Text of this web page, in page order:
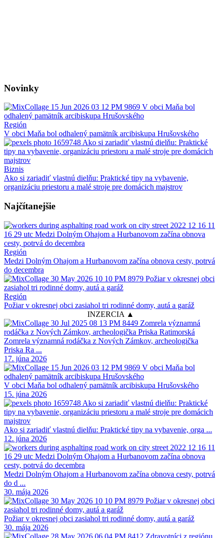
Novinky
Región
V obci Maňa bol odhalený pamätník arcibiskupa Hrušovského
Biznis
Ako si zariadiť vlastnú dielňu: Praktické tipy na vybavenie,
organizáciu priestoru a malé stroje pre domácich majstrov
Najčítanejšie
Región
Medzi Dolným Ohajom a Hurbanovom začína obnova cesty, potrvá
do decembra
Región
Požiar v okresnej obci zasiahol tri rodinné domy, autá a garáž
INZERCIA ▲
Zomrela významná rodáčka z Nových Zámkov, archeologička
Priska Ra ...
17. júna 2026
V obci Maňa bol odhalený pamätník arcibiskupa Hrušovského
15. júna 2026
Ako si zariadiť vlastnú dielňu: Praktické tipy na vybavenie, orga ...
12. júna 2026
Medzi Dolným Ohajom a Hurbanovom začína obnova cesty, potrvá
do d ...
30. mája 2026
Požiar v okresnej obci zasiahol tri rodinné domy, autá a garáž
30. mája 2026